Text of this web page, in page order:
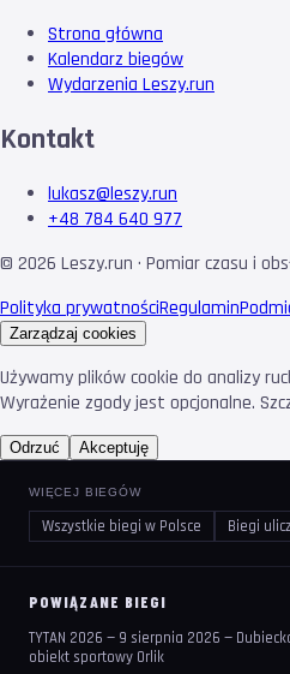
Strona główna
Kalendarz biegów
Wydarzenia Leszy.run
Kontakt
lukasz@leszy.run
+48 784 640 977
© 2026 Leszy.run · Pomiar czasu i
Polityka prywatnościRegulamin
Zarządzaj cookies
Używamy plików cookie do analizy
Wyrażenie zgody jest opcjonalne.
Odrzuć Akceptuję
WIĘCEJ BIEGÓW
Wszystkie biegi w Polsce Biegi
POWIĄZANE BIEGI
TYTAN 2026 — 9 sierpnia 2026 —
obiekt sportowy Orlik